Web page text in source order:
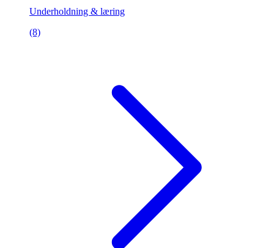
Underholdning & læring
(8)